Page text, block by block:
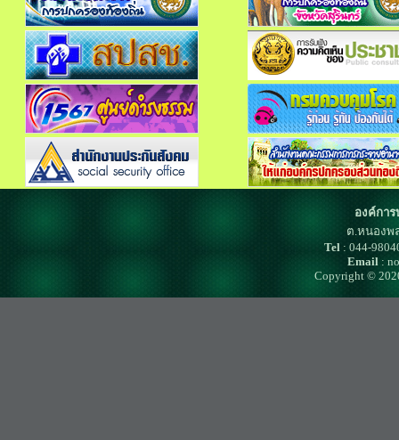
องค์กา
ต.หนองพ
Tel: 044-
Email :
Copyright ©